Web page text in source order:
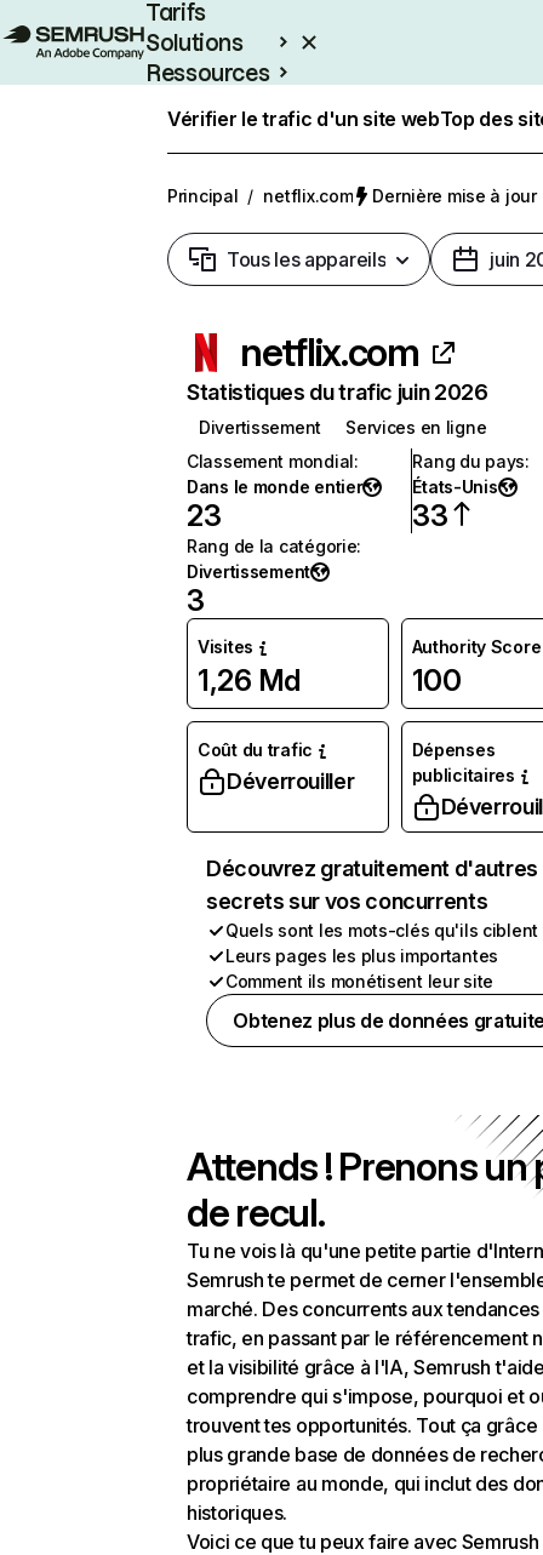
Tarifs
Solutions
Ressources
Vérifier le trafic d'un site webTop des
Principal / netflix.com Dernière mise à jour
Tous les appareils juin
netflix.com
Statistiques du trafic juin 2026
Divertissement
Services en ligne
Classement mondial:
Dans le monde entier
23
Rang du pays:
États-Unis
33
Rang de la catégorie:
Divertissement
3
Visites
1,26 Md
Authority Score
100
Coût du trafic
Déverrouiller
Dépenses
publicitaires
Découvrez gratuitement d'autres
secrets sur vos concurrents
Quels sont les mots-clés qu'ils ciblent
Leurs pages les plus importantes
Comment ils monétisent leur site
Obtenez plus de données
Attends ! Prenons un
de recul.
Tu ne vois là qu'une petite partie
Semrush te permet de cerner
marché. Des concurrents aux
trafic, en passant par le référencement
et la visibilité grâce à l'IA, Semrush
comprendre qui s'impose, pourquoi et
trouvent tes opportunités. Tout ça grâce
plus grande base de données de
propriétaire au monde, qui inclut des
historiques.
Voici ce que tu peux faire avec Semrush